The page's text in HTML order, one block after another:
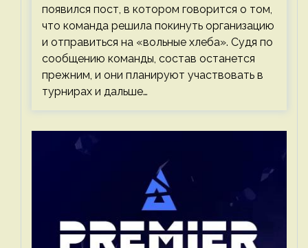
появился пост, в котором говорится о том,
что команда решила покинуть организацию
и отправиться на «вольные хлеба». Судя по
сообщению команды, состав останется
прежним, и они планируют участвовать в
турнирах и дальше…